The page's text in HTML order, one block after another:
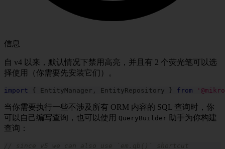
信息
自 v4 以来，默认情况下禁用高亮，并且有 2 个荧光笔可以选
择使用（你需要先安装它们）。
import { EntityManager , EntityRepository } from
当你需要执行一些不涉及所有 ORM 内容的 SQL 查询时，你
可以自己编写查询，也可以使用 QueryBuilder 助手为你构建
查询：